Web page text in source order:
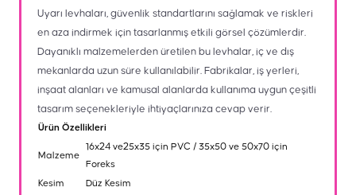
Uyarı levhaları, güvenlik standartlarını sağlamak ve riskleri
en aza indirmek için tasarlanmış etkili görsel çözümlerdir.
Dayanıklı malzemelerden üretilen bu levhalar, iç ve dış
mekanlarda uzun süre kullanılabilir. Fabrikalar, iş yerleri,
inşaat alanları ve kamusal alanlarda kullanıma uygun çeşitli
tasarım seçenekleriyle ihtiyaçlarınıza cevap verir.
Ürün Özellikleri
Malzeme
16x24 ve25x35 için PVC / 35x50 ve 50x70 için
Foreks
Kesim
Düz Kesim